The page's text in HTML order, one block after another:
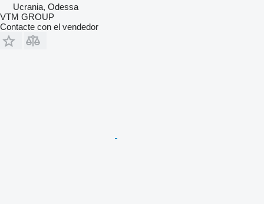
Ucrania, Odessa
VTM GROUP
Contacte con el vendedor